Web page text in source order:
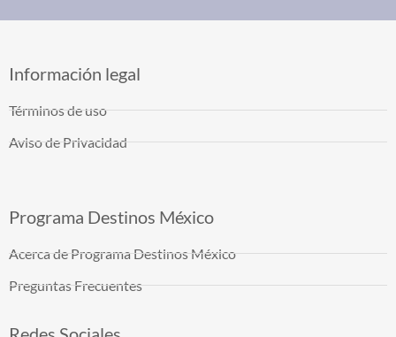
Información legal
Términos de uso
Aviso de Privacidad
Programa Destinos México
Acerca de Programa Destinos México
Preguntas Frecuentes